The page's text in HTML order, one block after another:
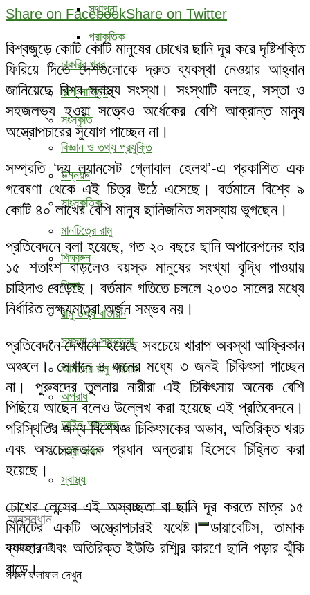
স্থাপনা
প্রাকৃতিক
চাকরির খবর
শিল্প-সাহিত্য
সংস্কৃতি
বিজ্ঞান ও তথ্য প্রযুক্তি
উন্নয়ন
সাংস্কৃতিক
মানচিত্রে রামু
শিক্ষাঙ্গন
শিক্ষা
রামু তথ্য বাতায়ন
সমস্যা ও সম্ভাবনা
আমাদের রামু পরিবার
অপরাধ
আইন-আদালত
মন্ত্রী কথন
স্বাস্থ্য
ফলাফল নেই
সকল ফলাফল দেখুন
Share on FacebookShare on Twitter
বিশ্বজুড়ে কোটি কোটি মানুষের চোখের ছানি দূর করে দৃষ্টিশক্তি
ফিরিয়ে দিতে দেশগুলোকে দ্রুত ব্যবস্থা নেওয়ার আহ্বান
জানিয়েছে বিশ্ব স্বাস্থ্য সংস্থা। সংস্থাটি বলছে, সস্তা ও
সহজলভ্য হওয়া সত্ত্বেও অর্ধেকের বেশি আক্রান্ত মানুষ
অস্ত্রোপচারের সুযোগ পাচ্ছেন না।
সম্প্রতি ‘দ্য ল্যানসেট গ্লোবাল হেলথ’-এ প্রকাশিত এক
গবেষণা থেকে এই চিত্র উঠে এসেছে। বর্তমানে বিশ্বে ৯
কোটি ৪০ লাখের বেশি মানুষ ছানিজনিত সমস্যায় ভুগছেন।
প্রতিবেদনে বলা হয়েছে, গত ২০ বছরে ছানি অপারেশনের হার
১৫ শতাংশ বাড়লেও বয়স্ক মানুষের সংখ্যা বৃদ্ধি পাওয়ায়
চাহিদাও বেড়েছে। বর্তমান গতিতে চললে ২০৩০ সালের মধ্যে
নির্ধারিত লক্ষ্যমাত্রা অর্জন সম্ভব নয়।
প্রতিবেদনে দেখানো হয়েছে সবচেয়ে খারাপ অবস্থা আফ্রিকান
অঞ্চলে। সেখানে ৪ জনের মধ্যে ৩ জনই চিকিৎসা পাচ্ছেন
না। পুরুষদের তুলনায় নারীরা এই চিকিৎসায় অনেক বেশি
পিছিয়ে আছেন বলেও উল্লেখ করা হয়েছে এই প্রতিবেদনে।
পরিস্থিতির জন্য বিশেষজ্ঞ চিকিৎসকের অভাব, অতিরিক্ত খরচ
এবং অসচেতনতাকে প্রধান অন্তরায় হিসেবে চিহ্নিত করা
হয়েছে।
চোখের লেন্সের এই অস্বচ্ছতা বা ছানি দূর করতে মাত্র ১৫
মিনিটের একটি অস্ত্রোপচারই যথেষ্ট। ডায়াবেটিস, তামাক
ব্যবহার এবং অতিরিক্ত ইউভি রশ্মির কারণে ছানি পড়ার ঝুঁকি
বাড়ে।